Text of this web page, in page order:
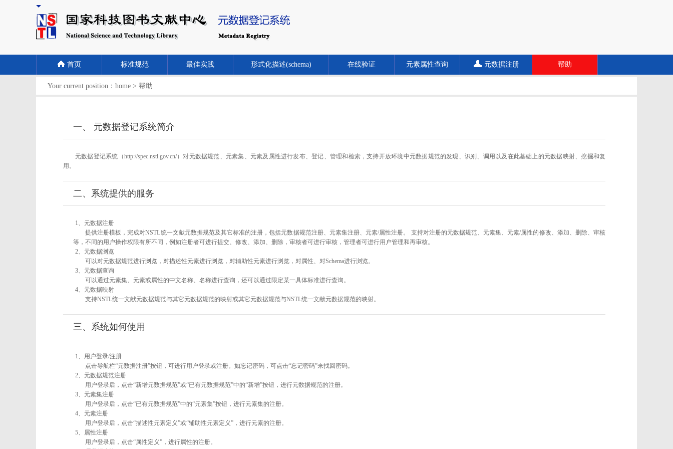
首页 标准规范 最佳实践 形式化描述(schema) 在线验证 元素属性查询 元数据注册 帮助
Your current position： home > 帮助
一、 元数据登记系统简介
元数据登记系统（http://spec.nstl.gov.cn/）对元数据规范、元素集、元素及属性进行发布、登记、管理和检索，支持开放环境中元数据规范的发现、识别、调用以及在此基础上的元数据映射、挖掘和复
用。
二、系统提供的服务
1、元数据注册
提供注册模板，完成对NSTL统一文献元数据规范及其它标准的注册，包括元数据规范注册、元素集注册、元素/属性注册。 支持对注册的元数据规范、元素集、元素/属性的修改、添加、删除、审核
等，不同的用户操作权限有所不同，例如注册者可进行提交、修改、添加、删除，审核者可进行审核，管理者可进行用户管理和再审核。
2、元数据浏览
可以对元数据规范进行浏览，对描述性元素进行浏览，对辅助性元素进行浏览，对属性、对Schema进行浏览。
3、元数据查询
可以通过元素集、元素或属性的中文名称、名称进行查询，还可以通过限定某一具体标准进行查询。
4、元数据映射
支持NSTL统一文献元数据规范与其它元数据规范的映射或其它元数据规范与NSTL统一文献元数据规范的映射。
三、系统如何使用
1、用户登录/注册
点击导航栏“元数据注册”按钮，可进行用户登录或注册。如忘记密码，可点击“忘记密码”来找回密码。
2、元数据规范注册
用户登录后，点击“新增元数据规范”或“已有元数据规范”中的“新增”按钮，进行元数据规范的注册。
3、元素集注册
用户登录后，点击“已有元数据规范”中的“元素集”按钮，进行元素集的注册。
4、元素注册
用户登录后，点击“描述性元素定义”或“辅助性元素定义”，进行元素的注册。
5、属性注册
用户登录后，点击“属性定义”，进行属性的注册。